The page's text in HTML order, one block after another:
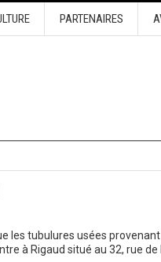
PARTENAIRES
les tubulures usées provenant
à Rigaud situé au 32, rue de